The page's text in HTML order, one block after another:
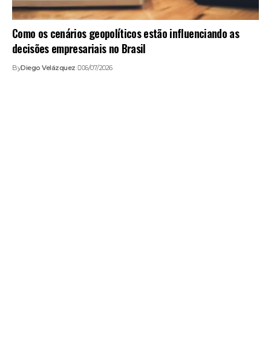
Como os cenários geopolíticos estão influenciando as
decisões empresariais no Brasil
ByDiego Velázquez 06/07/2026